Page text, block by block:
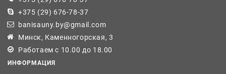
+375 (29) 676-78-37
banisauny.by@gmail.com
Минск, Каменногорская, 3
Работаем с 10.00 до 18.00
ИНФОРМАЦИЯ